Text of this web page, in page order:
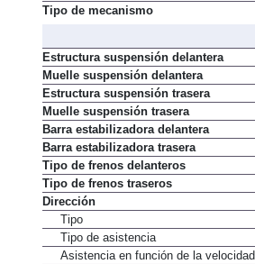
Tipo de mecanismo
Estructura suspensión delantera
Muelle suspensión delantera
Estructura suspensión trasera
Muelle suspensión trasera
Barra estabilizadora delantera
Barra estabilizadora trasera
Tipo de frenos delanteros
Tipo de frenos traseros
Dirección
Tipo
Tipo de asistencia
Asistencia en función de la velocidad